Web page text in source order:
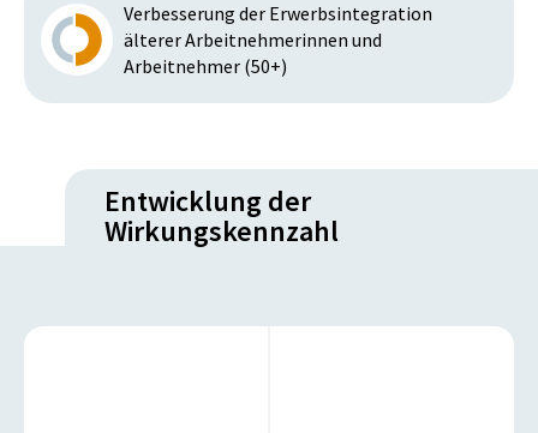
Verbesserung der Erwerbsintegration
älterer Arbeitnehmerinnen und
Arbeitnehmer (50+)
Entwicklung der
Wirkungskennzahl